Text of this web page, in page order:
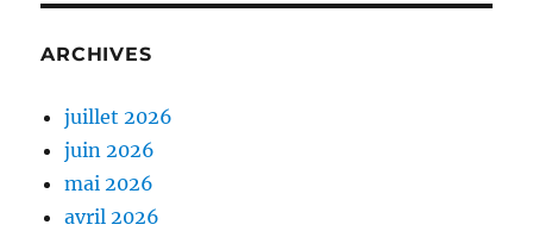
ARCHIVES
juillet 2026
juin 2026
mai 2026
avril 2026